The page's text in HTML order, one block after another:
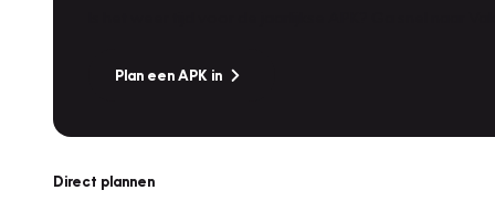
Plan een APK in
Direct plannen